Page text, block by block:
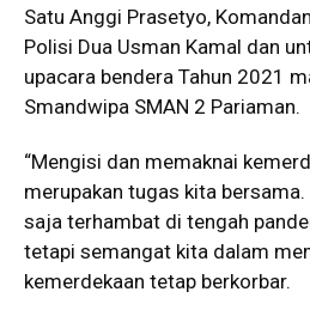
Satu Anggi Prasetyo,
Polisi Dua Usman Kamal dan
upacara bendera Tahun 2021
Smandwipa SMAN 2 Pariaman.
“Mengisi dan memaknai
merupakan tugas kita
saja terhambat di tengah
tetapi semangat kita dalam
kemerdekaan tetap berkorbar.